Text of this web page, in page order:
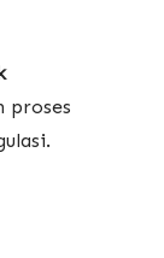
proses